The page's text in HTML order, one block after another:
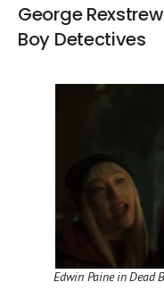
George
Boy Detectives
Edwin Paine in Dead